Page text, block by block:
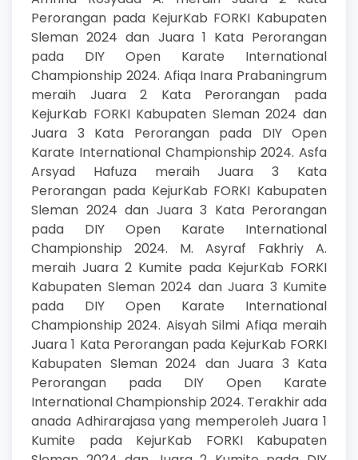
Perorangan pada KejurKab FORKI Kabupaten
Sleman 2024 dan Juara 1 Kata Perorangan
pada DIY Open Karate International
Championship 2024. Afiqa Inara Prabaningrum
meraih Juara 2 Kata Perorangan pada
KejurKab FORKI Kabupaten Sleman 2024 dan
Juara 3 Kata Perorangan pada DIY Open
Karate International Championship 2024. Asfa
Arsyad Hafuza meraih Juara 3 Kata
Perorangan pada KejurKab FORKI Kabupaten
Sleman 2024 dan Juara 3 Kata Perorangan
pada DIY Open Karate International
Championship 2024. M. Asyraf Fakhriy A.
meraih Juara 2 Kumite pada KejurKab FORKI
Kabupaten Sleman 2024 dan Juara 3 Kumite
pada DIY Open Karate International
Championship 2024. Aisyah Silmi Afiqa meraih
Juara 1 Kata Perorangan pada KejurKab FORKI
Kabupaten Sleman 2024 dan Juara 3 Kata
Perorangan pada DIY Open Karate
International Championship 2024. Terakhir ada
anada Adhirarajasa yang memperoleh Juara 1
Kumite pada KejurKab FORKI Kabupaten